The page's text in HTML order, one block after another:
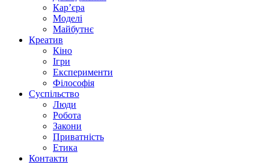
Кар’єра
Моделі
Майбутнє
Креатив
Кіно
Ігри
Експерименти
Філософія
Суспільство
Люди
Робота
Закони
Приватність
Етика
Контакти